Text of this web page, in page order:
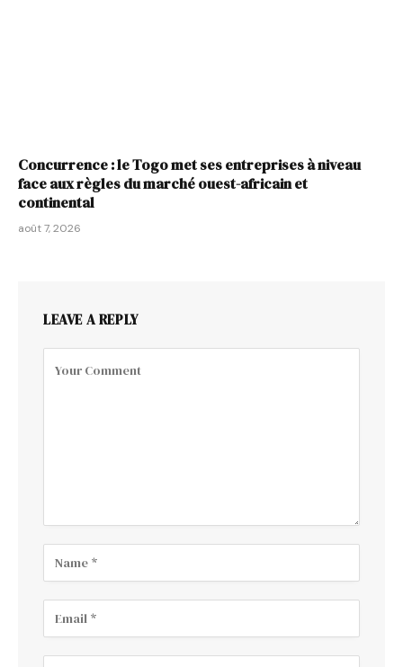
Concurrence : le Togo met ses entreprises à niveau
face aux règles du marché ouest-africain et
continental
août 7, 2026
LEAVE A REPLY